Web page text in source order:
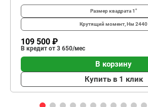
Размер квадрата1"
Крутящий момент, Нм 2440
109 500 ₽
В кредит от 3 650/мес
В корзину
Купить в 1 клик